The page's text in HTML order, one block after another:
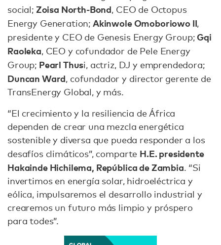
social; Zoisa North-Bond, CEO de Octopus
Energy Generation; Akinwole Omoboriowo II,
presidente y CEO de Genesis Energy Group;Gqi
Raoleka, CEO y cofundador de Pele Energy
Group; Pearl Thusi, actriz, DJ y emprendedora;
Duncan Ward, cofundador y director gerente de
TransEnergy Global, y más.
“El crecimiento y la resiliencia de África
dependen de crear una mezcla energética
sostenible y diversa que pueda responder a los
desafíos climáticos”, comparte H.E. presidente
Hakainde Hichilema, República de Zambia. “Si
invertimos en energía solar, hidroeléctrica y
eólica, impulsaremos el desarrollo industrial y
crearemos un futuro más limpio y próspero
para todes”.